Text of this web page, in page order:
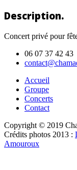
Description.
Concert privé pour
06 07 37 42 43
Accueil
Groupe
Concerts
Contact
Copyright © 2019
Crédits photos 2013 :
Amouroux